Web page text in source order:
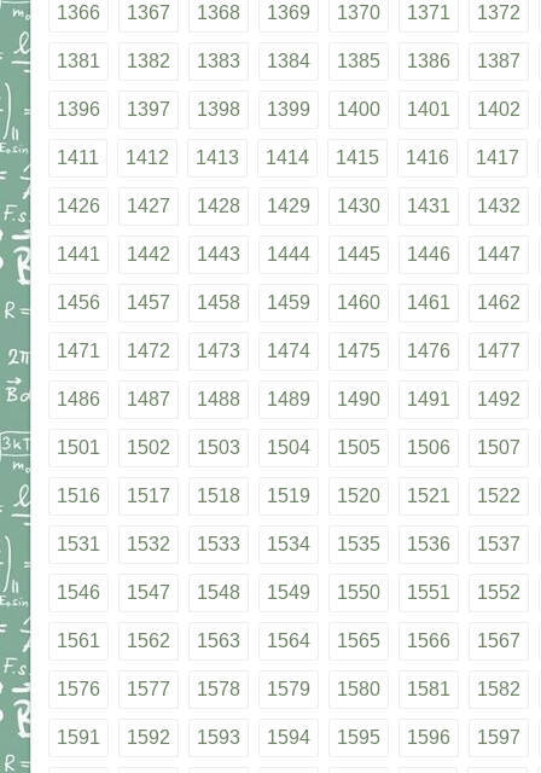
1366 1367 1368 1369 1370 1371 1372
1381 1382 1383 1384 1385 1386 1387
1396 1397 1398 1399 1400 1401 1402
1411 1412 1413 1414 1415 1416 1417
1426 1427 1428 1429 1430 1431 1432
1441 1442 1443 1444 1445 1446 1447
1456 1457 1458 1459 1460 1461 1462
1471 1472 1473 1474 1475 1476 1477
1486 1487 1488 1489 1490 1491 1492
1501 1502 1503 1504 1505 1506 1507
1516 1517 1518 1519 1520 1521 1522
1531 1532 1533 1534 1535 1536 1537
1546 1547 1548 1549 1550 1551 1552
1561 1562 1563 1564 1565 1566 1567
1576 1577 1578 1579 1580 1581 1582
1591 1592 1593 1594 1595 1596 1597